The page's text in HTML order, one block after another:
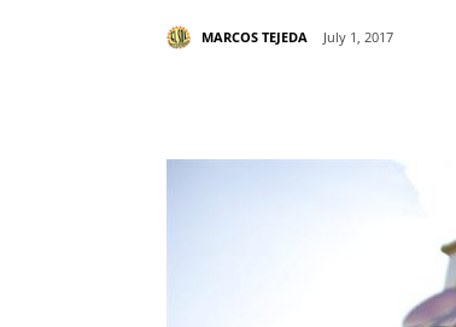
MARCOS TEJEDA July 1, 2017